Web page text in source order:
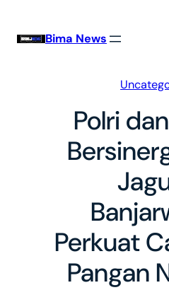
Bima News
Polri
Perkuat
Pangan